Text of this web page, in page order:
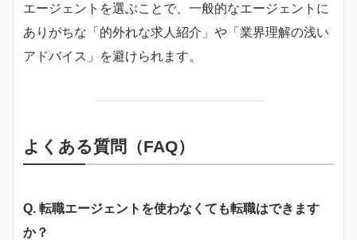
エージェントを選ぶことで、一般的なエージェントに
ありがちな「的外れな求人紹介」や「業界理解の浅い
アドバイス」を避けられます。
よくある質問（FAQ）
Q. 転職エージェントを使わなくても転職はできます
か？